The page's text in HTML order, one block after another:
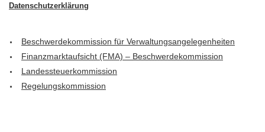
Datenschutzerklärung
Beschwerdekommission für Verwaltungsangelegenheiten
Finanzmarktaufsicht (FMA) – Beschwerdekommission
Landessteuerkommission
Regelungskommission